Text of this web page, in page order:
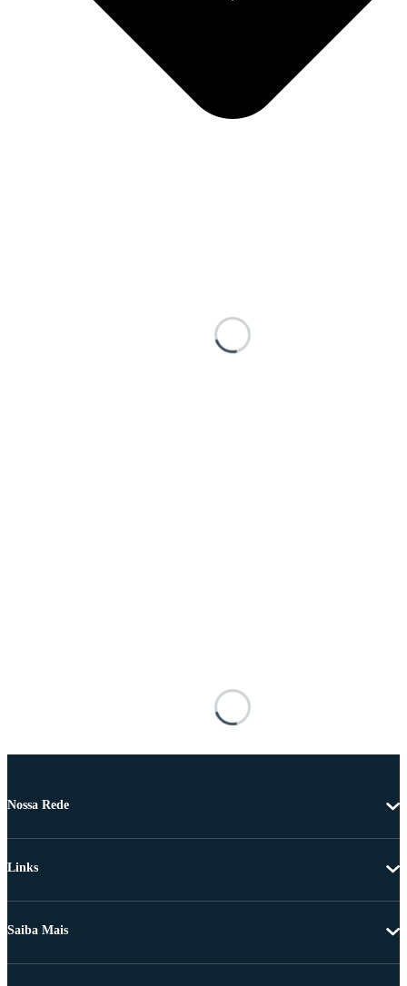
Nossa Rede
Links
Saiba Mais